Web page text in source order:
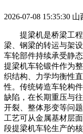
2026-07-08 15:35:30 山
提梁机是桥梁工
梁、钢梁的转运与架
车轮部件持续承受静
提梁机车轮锻件作为
织结构、力学均衡性
性。传统铸造车轮构
缺陷，在长期重压与
开裂、整体形变等问
工艺可从金属基材层
段提梁机车轮生产的